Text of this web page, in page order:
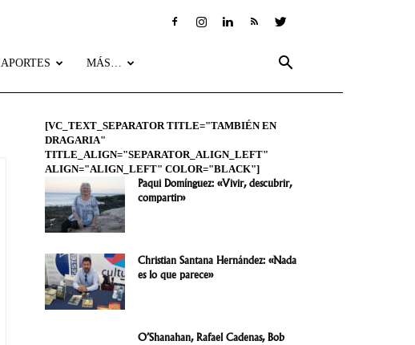
APORTES MÁS…
[VC_TEXT_SEPARATOR TITLE="TAMBIÉN EN
DRAGARIA"
TITLE_ALIGN="SEPARATOR_ALIGN_LEFT"
ALIGN="ALIGN_LEFT" COLOR="BLACK"]
Paqui Domínguez: «Vivir, descubrir,
compartir»
Christian Santana Hernández: «Nada
es lo que parece»
O’Shanahan, Rafael Cadenas, Bob